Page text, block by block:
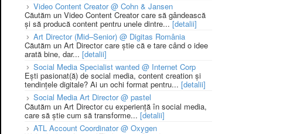
Video Content Creator @ Cohn & Jansen
Căutăm un Video Content Creator care să gândească
și să producă content pentru unele dintre... [detalii]
Art Director (Mid–Senior) @ Digitas România
Căutăm un Art Director care știe că e tare când o idee
arată bine, dar... [detalii]
Social Media Specialist wanted @ Internet Corp
Ești pasionat(ă) de social media, content creation și
tendințele digitale? Ai un ochi format pentru... [detalii]
Social Media Art Director @ pastel
Căutăm un Art Director cu experiență în social media,
care să știe cum să transforme... [detalii]
ATL Account Coordinator @ Oxygen